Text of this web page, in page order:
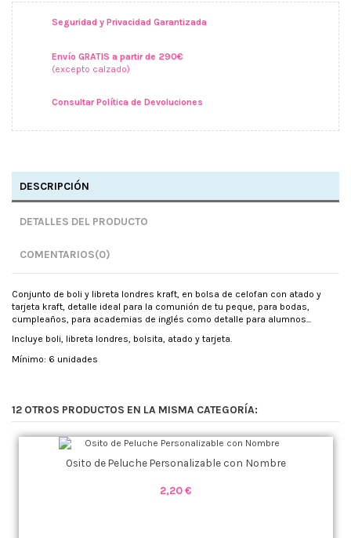
Seguridad y Privacidad Garantizada
Envío GRATIS a partir de 290€
(excepto calzado)
Consultar Política de Devoluciones
DESCRIPCIÓN
DETALLES DEL PRODUCTO
COMENTARIOS(0)
Conjunto de boli y libreta londres kraft, en bolsa de celofan con atado y
tarjeta kraft, detalle ideal para la comunión de tu peque, para bodas,
cumpleaños, para academias de inglés como detalle para alumnos...
Incluye boli, libreta londres, bolsita, atado y tarjeta.
Mínimo: 6 unidades
12 OTROS PRODUCTOS EN LA MISMA CATEGORÍA:
Osito de Peluche Personalizable con Nombre
2,20 €